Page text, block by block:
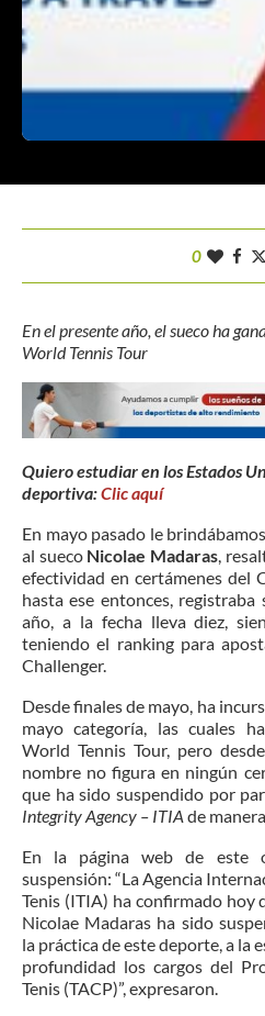
0
En el presente año, el sueco ha
World Tennis Tour
Quiero estudiar en los Estados
deportiva:Clic aquí
En mayo pasado le
al sueco Nicolae Madaras,
efectividad en certámenes del
hasta ese entonces,
año, a la fecha lleva diez,
teniendo el ranking para
Challenger.
Desde finales de mayo, ha
mayo categoría, las cuales
World Tennis Tour, pero
nombre no figura en ningún
que ha sido suspendido por
Integrity Agency – ITIA de
En la página web de este
suspensión: “La Agencia
Tenis (ITIA) ha confirmado hoy
Nicolae Madaras ha sido
la práctica de este deporte, a la
profundidad los cargos del
Tenis (TACP)”, expresaron.